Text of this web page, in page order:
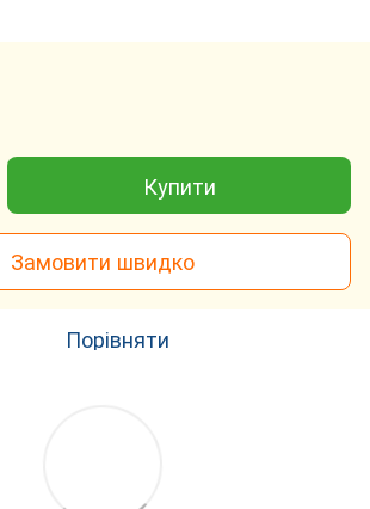
Купити
Замовити швидко
Порівняти